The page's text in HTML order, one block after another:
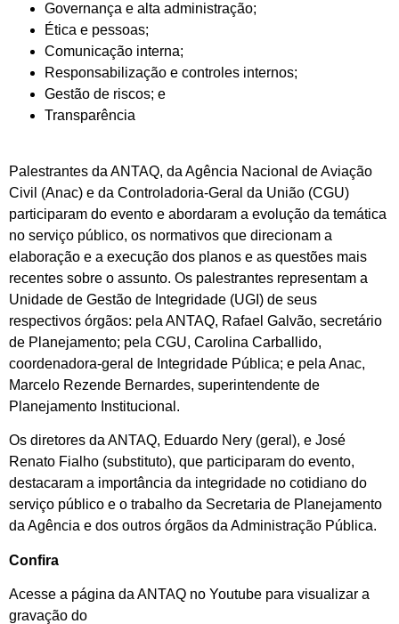
Governança e alta administração;
Ética e pessoas;
Comunicação interna;
Responsabilização e controles internos;
Gestão de riscos; e
Transparência
Palestrantes da ANTAQ, da Agência Nacional de Aviação
Civil (Anac) e da Controladoria-Geral da União (CGU)
participaram do evento e abordaram a evolução da temática
no serviço público, os normativos que direcionam a
elaboração e a execução dos planos e as questões mais
recentes sobre o assunto. Os palestrantes representam a
Unidade de Gestão de Integridade (UGI) de seus
respectivos órgãos: pela ANTAQ, Rafael Galvão, secretário
de Planejamento; pela CGU, Carolina Carballido,
coordenadora-geral de Integridade Pública; e pela Anac,
Marcelo Rezende Bernardes, superintendente de
Planejamento Institucional.
Os diretores da ANTAQ, Eduardo Nery (geral), e José
Renato Fialho (substituto), que participaram do evento,
destacaram a importância da integridade no cotidiano do
serviço público e o trabalho da Secretaria de Planejamento
da Agência e dos outros órgãos da Administração Pública.
Confira
Acesse a página da ANTAQ no Youtube para visualizar a
gravação do